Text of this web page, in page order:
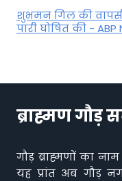
शुभमन गिल की
पारी घोषित की - ABP
ब्राह्मण गौड़
गौड़ ब्राह्मणों का
यह प्रांत अब गौड़